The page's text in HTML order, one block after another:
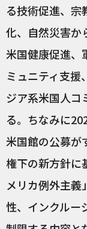
る技術促進、宗
化、自然災害か
米国健康促進、
ミュニティ支援
ジア系米国人コ
る。ちなみに
米国館の公募が
権下の新方針に
メリカ例外主義
性、インクルー